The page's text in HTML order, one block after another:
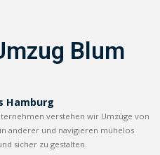
Blum
Hamburg
verstehen wir Umzüge von
anderer und navigieren mühelos
sicher zu gestalten.